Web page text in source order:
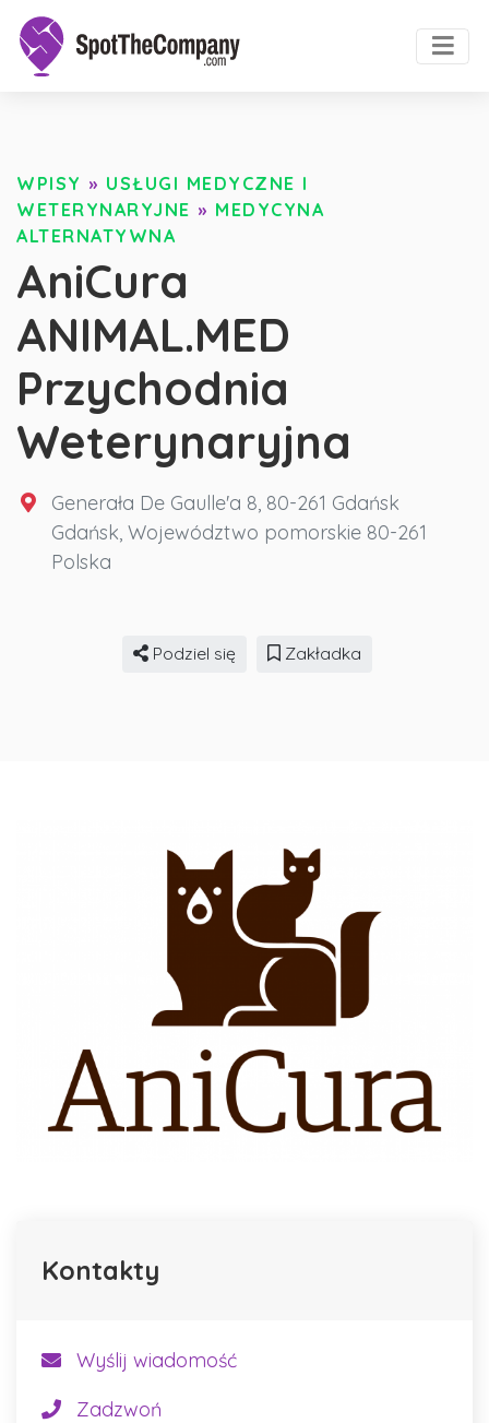
WPISY » USŁUGI MEDYCZNE I
WETERYNARYJNE » MEDYCYNA
ALTERNATYWNA
AniCura
ANIMAL.MED
Przychodnia
Weterynaryjna
Generała De Gaulle'a 8, 80-261 Gdańsk
Gdańsk, Województwo pomorskie 80-261
Polska
Podziel się Zakładka
Kontakty
Wyślij wiadomość
Zadzwoń